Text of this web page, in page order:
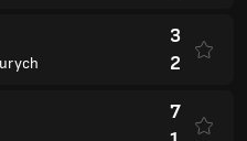
3
2
7